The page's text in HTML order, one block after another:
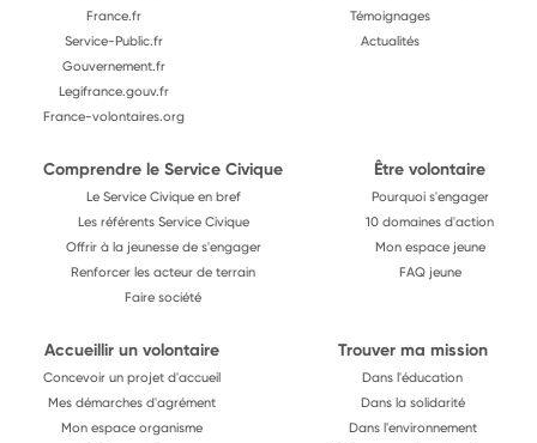
France.fr
Service-Public.fr
Gouvernement.fr
Legifrance.gouv.fr
France-volontaires.org
Témoignages
Actualités
Comprendre le Service Civique
Le Service Civique en bref
Les référents Service Civique
Offrir à la jeunesse de s'engager
Renforcer les acteur de terrain
Faire société
Être volontaire
Pourquoi s'engager
10 domaines d'action
Mon espace jeune
FAQ jeune
Accueillir un volontaire
Concevoir un projet d'accueil
Mes démarches d'agrément
Mon espace organisme
Trouver ma mission
Dans l'éducation
Dans la solidarité
Dans l'environnement